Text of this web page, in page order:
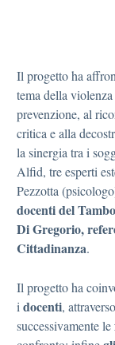
Il progetto ha
tema della
prevenzione, al
critica e alla
la sinergia tra i
Alfid, tre esperti
Pezzotta
docenti del
Di Gregorio,
Cittadinanza.
Il progetto ha
i docenti,
successivamente le